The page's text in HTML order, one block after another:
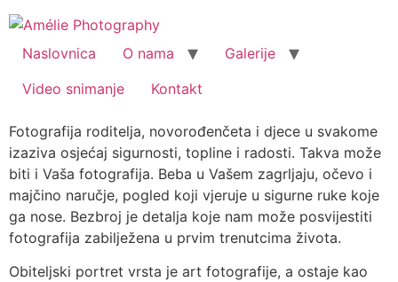
Skip
to
contentNaslovnica O nama
Galerije
Video snimanje
Kontakt
Fotografija roditelja, novorođenčeta i djece u svakome
izaziva osjećaj sigurnosti, topline i radosti. Takva može
biti i Vaša fotografija. Beba u Vašem zagrljaju, očevo i
majčino naručje, pogled koji vjeruje u sigurne ruke koje
ga nose. Bezbroj je detalja koje nam može posvijestiti
fotografija zabilježena u prvim trenutcima života.
Obiteljski portret vrsta je art fotografije, a ostaje kao